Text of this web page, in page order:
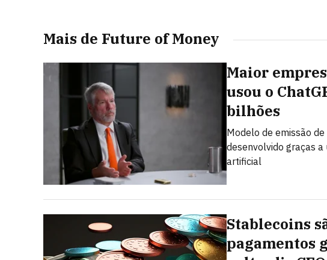
Mais de Future of Money
Maior
usou o
bilhões
Modelo de emissão de
desenvolvido graças
artificial
Stablecoins
pagamentos